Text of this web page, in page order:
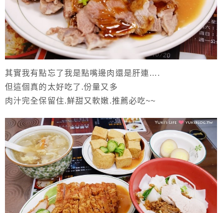
其實我有點忘了我是點嘴邊肉還是肝連….
但這個真的太好吃了.份量又多
肉汁完全保留住.鮮甜又軟嫩.推薦必吃~~